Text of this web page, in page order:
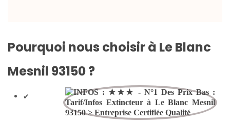
Pourquoi nous choisir à Le Blanc
Mesnil 93150 ?
✔